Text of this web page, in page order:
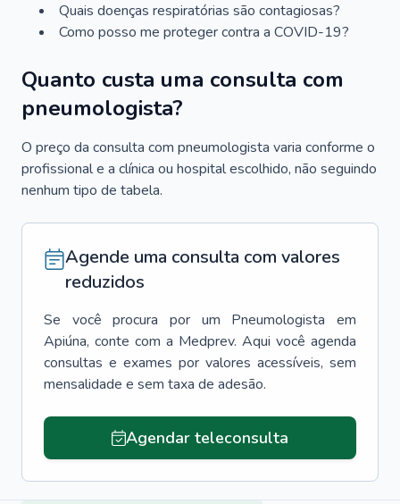
Quais doenças respiratórias são contagiosas?
Como posso me proteger contra a COVID-19?
Quanto custa uma consulta com
pneumologista?
O preço da consulta com pneumologista varia conforme o
profissional e a clínica ou hospital escolhido, não seguindo
nenhum tipo de tabela.
Agende uma consulta com valores
reduzidos
Se você procura por um Pneumologista
em
Apiúna, conte com a Medprev. Aqui você agenda
consultas e exames por valores acessíveis, sem
mensalidade e sem taxa de adesão.
Agendar teleconsulta